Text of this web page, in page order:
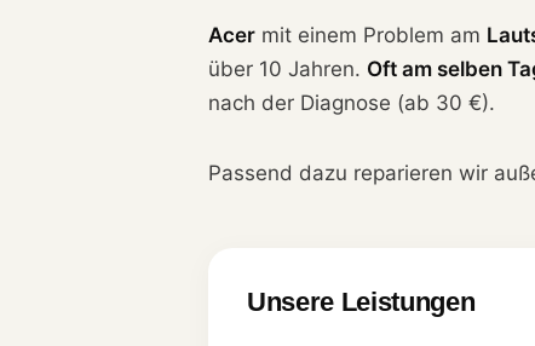
Acer mit einem Problem am
über 10 Jahren. Oft am selben
nach der Diagnose (ab 30 €).
Passend dazu reparieren wir
Unsere Leistungen